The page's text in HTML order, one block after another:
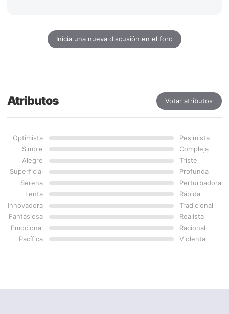
Inicia una nueva discusión en el foro
Atributos Votar atributos
Optimista
Pesimista
Simple
Compleja
Alegre
Triste
Superficial
Profunda
Serena
Perturbadora
Lenta
Rápida
Innovadora
Tradicional
Fantasiosa
Realista
Emocional
Racional
Pacífica
Violenta